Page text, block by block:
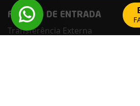
FORMAS DE ENTRADA
Transferência Externa